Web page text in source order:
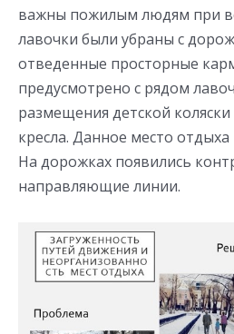
важны пожилым людям при
лавочки были убраны с
отведенные просторные
предусмотрено с рядом
размещения детской
кресла. Данное место
На дорожках появились
направляющие линии.